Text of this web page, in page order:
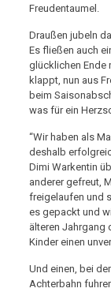
Freudentaumel.
Draußen jubeln
Es fließen auch
glücklichen Ende
klappt, nun aus
beim
was für ein
“Wir haben als
deshalb
Dimi Warkentin
anderer gefreut,
freigelaufen und
es gepackt und
älteren Jahrgang
Kinder einen
Und einen, bei
Achterbahn